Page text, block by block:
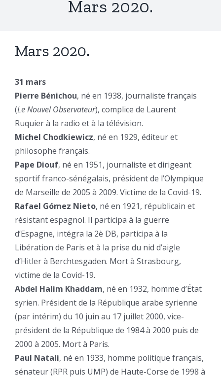
Mars 2020.
Mars 2020.
31 mars
Pierre Bénichou, né en 1938, journaliste français
(Le Nouvel Observateur), complice de Laurent
Ruquier à la radio et à la télévision.
Michel Chodkiewicz, né en 1929, éditeur et
philosophe français.
Pape Diouf, né en 1951, journaliste et dirigeant
sportif franco-sénégalais, président de l’Olympique
de Marseille de 2005 à 2009. Victime de la Covid-19.
Rafael Gómez Nieto, né en 1921, républicain et
résistant espagnol. Il participa à la guerre
d’Espagne, intégra la 2è DB, participa à la
Libération de Paris et à la prise du nid d’aigle
d’Hitler à Berchtesgaden. Mort à Strasbourg,
victime de la Covid-19.
Abdel Halim Khaddam, né en 1932, homme d’État
syrien. Président de la République arabe syrienne
(par intérim) du 10 juin au 17 juillet 2000, vice-
président de la République de 1984 à 2000 puis de
2000 à 2005. Mort à Paris.
Paul Natali, né en 1933, homme politique français,
sénateur (RPR puis UMP) de Haute-Corse de 1998 à